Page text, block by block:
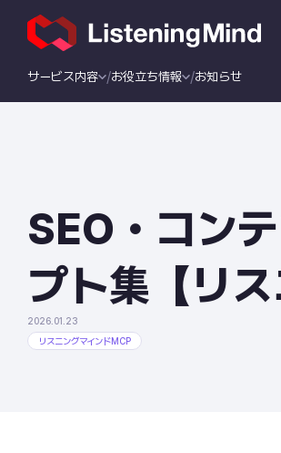
サービス内容 お役立ち情報 お知らせ
SEO・コン
プト集【リ
2026.01.23
リスニングマインドMCP